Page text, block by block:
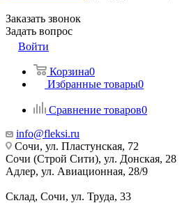
Заказать звонок
Задать вопрос
Войти
Корзина0
Избранные товары0
Сравнение товаров0
info@fleksi.ru
Сочи, ул. Пластунская, 72
Сочи (Строй Сити), ул. Донская, 28
Адлер, ул. Авиационная, 28/9
Склад, Сочи, ул. Труда, 33